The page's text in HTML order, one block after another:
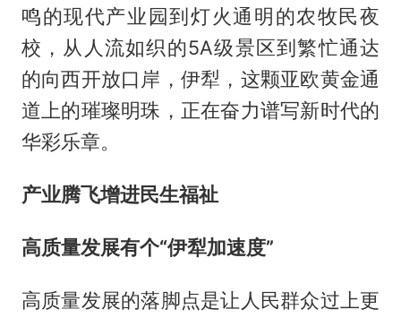
鸣的现代产业园到灯火通明的农牧民夜
校，从人流如织的5A级景区到繁忙通达
的向西开放口岸，伊犁，这颗亚欧黄金通
道上的璀璨明珠，正在奋力谱写新时代的
华彩乐章。
产业腾飞增进民生福祉
高质量发展有个“伊犁加速度”
高质量发展的落脚点是让人民群众过上更